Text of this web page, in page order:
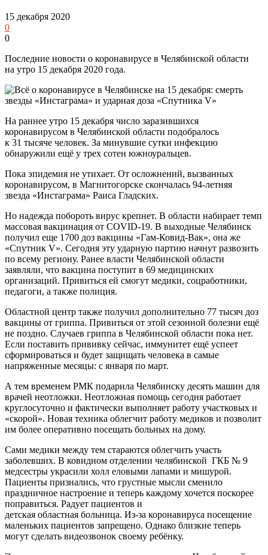
15 декабря 2020
0
0
Последние новости о коронавирусе в Челябинской области
на утро 15 декабря 2020 года.
На раннее утро 15 декабря число заразившихся
коронавирусом в Челябинской области подобралось
к 31 тысяче человек. За минувшие сутки инфекцию
обнаружили ещё у трех сотен южноуральцев.
Пока эпидемия не утихает. От осложнений, вызванных
коронавирусом, в Магнитогорске скончалась 94-летняя
звезда «Инстаграма» Раиса Гладских.
Но надежда побороть вирус крепнет. В области набирает темп
массовая вакцинация от COVID-19. В выходные Челябинск
получил еще 1700 доз вакцины «Гам-Ковид-Вак», она же
«Спутник V». Сегодня эту ударную партию начнут развозить
по всему региону. Ранее власти Челябинской области
заявляли, что вакцина поступит в 69 медицинских
организаций. Привиться ей смогут медики, соцработники,
педагоги, а также полиция.
Областной центр также получил дополнительно 77 тысяч доз
вакцины от гриппа. Привиться от этой сезонной болезни ещё
не поздно. Случаев гриппа в Челябинской области пока нет.
Если поставить прививку сейчас, иммунитет ещё успеет
сформироваться и будет защищать человека в самые
напряженные месяцы: с января по март.
А тем временем РМК подарила Челябинску десять машин для
врачей неотложки. Неотложная помощь сегодня работает
круглосуточно и фактически выполняет работу участковых и
«скорой». Новая техника облегчит работу медиков и позволит
им более оперативно посещать больных на дому.
Сами медики между тем стараются облегчить участь
заболевших. В ковидном отделении челябинской ГКБ № 9
медсестры украсили холл еловыми лапами и мишурой.
Пациенты признались, что грустные мысли сменило
праздничное настроение и теперь каждому хочется поскорее
поправиться. Радует пациентов и
детская областная больница. Из-за коронавируса посещение
маленьких пациентов запрещено. Однако близкие теперь
могут сделать видеозвонок своему ребёнку.